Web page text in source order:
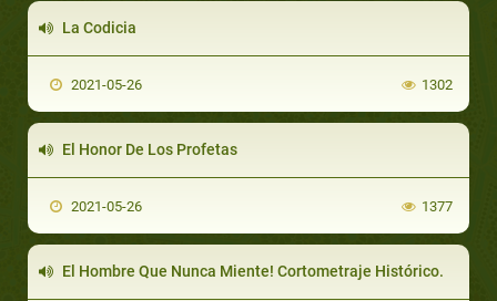
La Codicia
2021-05-26 1302
El Honor De Los Profetas
2021-05-26 1377
El Hombre Que Nunca Miente! Cortometraje Histórico.